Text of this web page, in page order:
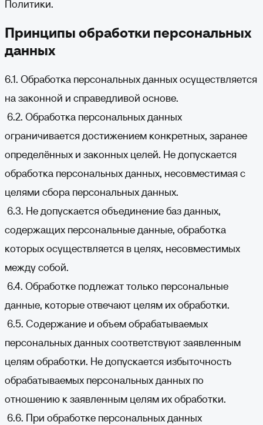
Политики.
Принципы обработки персональных
данных
6.1. Обработка персональных данных осуществляется
на законной и справедливой основе.
6.2. Обработка персональных данных
ограничивается достижением конкретных, заранее
определённых и законных целей. Не допускается
обработка персональных данных, несовместимая с
целями сбора персональных данных.
6.3. Не допускается объединение баз данных,
содержащих персональные данные, обработка
которых осуществляется в целях, несовместимых
между собой.
6.4. Обработке подлежат только персональные
данные, которые отвечают целям их обработки.
6.5. Содержание и объем обрабатываемых
персональных данных соответствуют заявленным
целям обработки. Не допускается избыточность
обрабатываемых персональных данных по
отношению к заявленным целям их обработки.
6.6. При обработке персональных данных